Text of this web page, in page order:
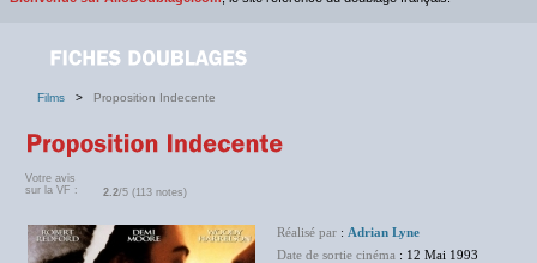
Films > Proposition Indecente
Votre avis
sur la VF :
2.2/5 (113 notes)
Réalisé par : Adrian Lyne
Date de sortie cinéma : 12 Mai 1993